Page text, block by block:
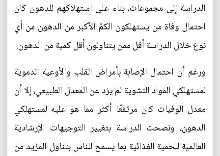
الدراسة إلى مجموعات، بناء على استهلاكهم للدهون كان
احتمال وفاة من يستهلكون الكمّ الأكبر من الدهون من أي
نوع خلال الدراسة أقل ممن يتناولون أقل كمية من الدهون.
ورغم أن احتمال الإصابة بأمراض القلب والأوعية الدموية
لمستهلكي المواد النشوية لم يزد عن المعدل الطبيعي، إلا أن
معدل الوفيات كان مرتفعًا أكثر مما هو عليه لمستهلكي
الدهون، ونصحت الدراسة بتغيير التوجيهات الإرشادية
العالمية للحمية الغذائية بما يسمح للناس بتناول المزيد من